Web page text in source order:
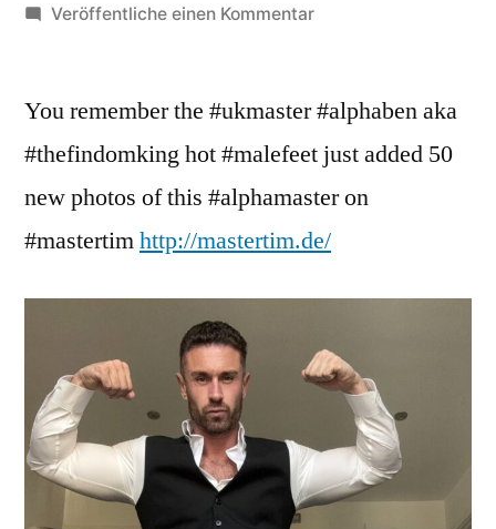
von
Veröffentliche einen Kommentarzu
back
2025
You remember the #ukmaster #alphaben aka
#thefindomking hot #malefeet just added 50
new photos of this #alphamaster on
#mastertimhttp://mastertim.de/